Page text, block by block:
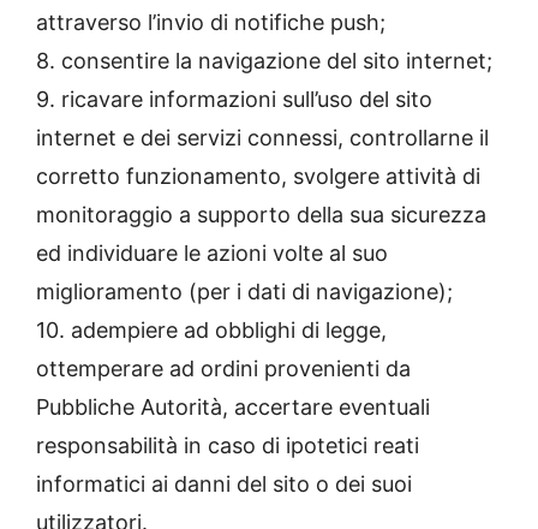
attraverso l’invio di notifiche push;
8. consentire la navigazione del sito internet;
9. ricavare informazioni sull’uso del sito
internet e dei servizi connessi, controllarne il
corretto funzionamento, svolgere attività di
monitoraggio a supporto della sua sicurezza
ed individuare le azioni volte al suo
miglioramento (per i dati di navigazione);
10. adempiere ad obblighi di legge,
ottemperare ad ordini provenienti da
Pubbliche Autorità, accertare eventuali
responsabilità in caso di ipotetici reati
informatici ai danni del sito o dei suoi
utilizzatori.